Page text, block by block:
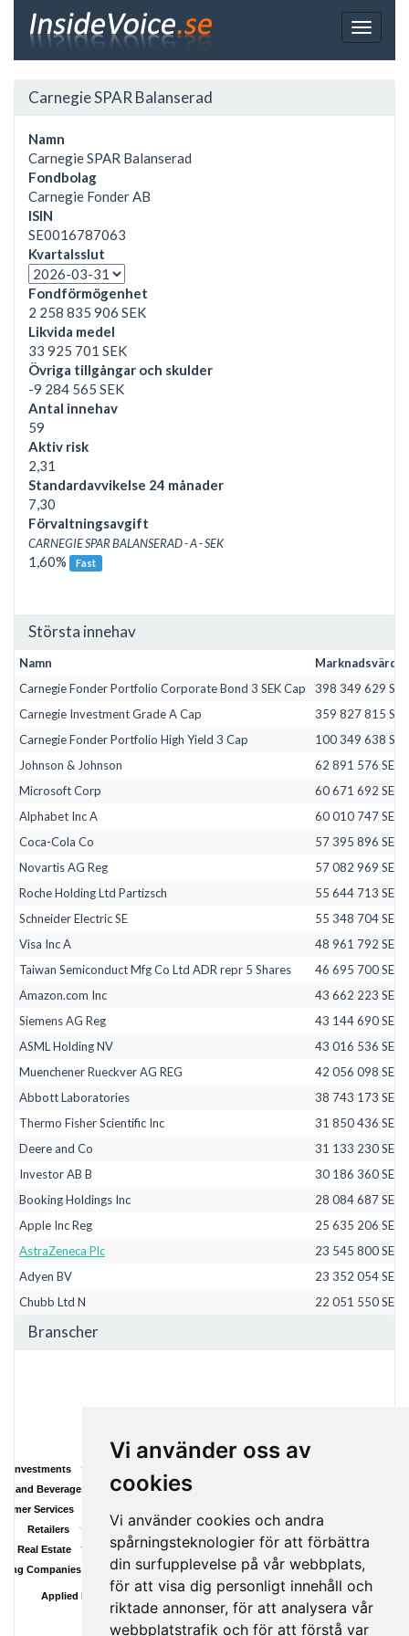
Vi använder oss av
cookies
Vi använder cookies och andra
spårningsteknologier för att förbättra
din surfupplevelse på vår webbplats,
för att visa dig personligt innehåll och
riktade annonser, för att analysera vår
webbplatstrafik och för att förstå var
Toggle
Carnegie SPAR Balanserad
Namn
Carnegie SPAR Balanserad
Fondbolag
Carnegie Fonder AB
ISIN
SE0016787063
Kvartalsslut
Fondförmögenhet
2 258 835 906 SEK
Likvida medel
33 925 701 SEK
Övriga tillgångar och skulder
-9 284 565 SEK
Antal innehav
59
Aktiv risk
2,31
Standardavvikelse 24 månader
7,30
Förvaltningsavgift
CARNEGIE SPAR BALANSERAD - A - SEK
1,60% Fast
Största innehav
Namn
Marknadsvärde
Carnegie Fonder Portfolio Corporate Bond 3 SEK Cap
398 349 629 SEK
Carnegie Investment Grade A Cap
359 827 815 SEK
Carnegie Fonder Portfolio High Yield 3 Cap
100 349 638 SEK
Johnson & Johnson
62 891 576 SEK
Microsoft Corp
60 671 692 SEK
Alphabet Inc A
60 010 747 SEK
Coca-Cola Co
57 395 896 SEK
Novartis AG Reg
57 082 969 SEK
Roche Holding Ltd Partizsch
55 644 713 SEK
Schneider Electric SE
55 348 704 SEK
Visa Inc A
48 961 792 SEK
Taiwan Semiconduct Mfg Co Ltd ADR repr 5 Shares
46 695 700 SEK
Amazon.com Inc
43 662 223 SEK
Siemens AG Reg
43 144 690 SEK
ASML Holding NV
43 016 536 SEK
Muenchener Rueckver AG REG
42 056 098 SEK
Abbott Laboratories
38 743 173 SEK
Thermo Fisher Scientific Inc
31 850 436 SEK
Deere and Co
31 133 230 SEK
Investor AB B
30 186 360 SEK
Booking Holdings Inc
28 084 687 SEK
Apple Inc Reg
25 635 206 SEK
AstraZeneca Plc
23 545 800 SEK
Adyen BV
23 352 054 SEK
Chubb Ltd N
22 051 550 SEK
Branscher
Software and IT Services
Technology Equipment
Industrial and Commercial Services
Healthcare Services and Equipment
Applied Resources
Companies
Real Estate
Retailers
Services
and Beverages
Investments